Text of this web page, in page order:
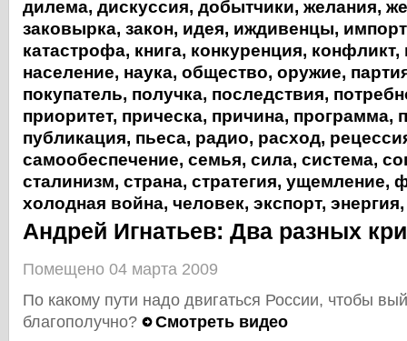
дилема, дискуссия, добытчики, желания,
заковырка, закон, идея, иждивенцы, импорт
катастрофа, книга, конкуренция, конфликт,
население, наука, общество, оружие,
покупатель, получка, последствия,
приоритет, прическа, причина, программа,
публикация, пьеса, радио, расход,
самообеспечение, семья, сила, система,
сталинизм, страна, стратегия, ущемление,
холодная война, человек, экспорт, энергия
Андрей Игнатьев: Два разных
Помещено 04 марта 2009
По какому пути надо двигаться России, чтобы
благополучно?
Смотреть видео